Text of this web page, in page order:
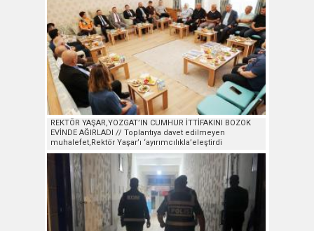
REKTÖR YAŞAR,YOZGAT’IN CUMHUR İTTİFAKINI BOZOK
EVİNDE AĞIRLADI // Toplantıya davet edilmeyen
muhalefet,Rektör Yaşar’ı ‘ayırımcılıkla’eleştirdi